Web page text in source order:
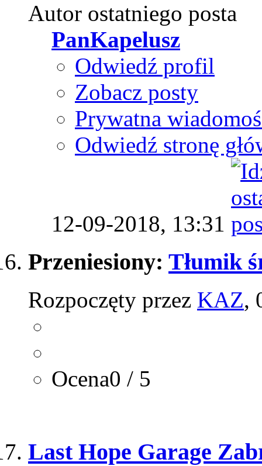
Autor ostatniego posta
PanKapelusz
Odwiedź profil
Zobacz posty
Prywatna
Odwiedź stronę
12-09-2018, 13:31
Przeniesiony: Tłumik
Rozpoczęty przez KAZ,
Ocena0 / 5
Last Hope Garage